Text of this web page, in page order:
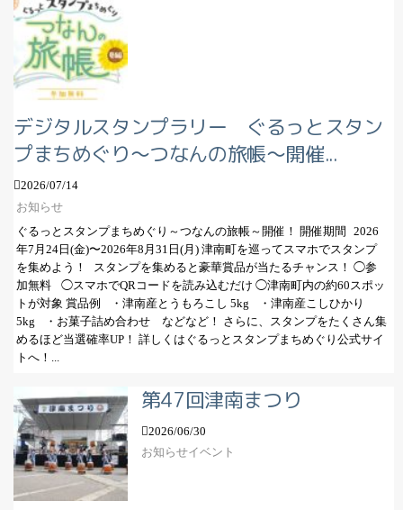
デジタルスタンプラリー ぐるっとスタン
プまちめぐり～つなんの旅帳～開催...
2026/07/14
お知らせ
ぐるっとスタンプまちめぐり～つなんの旅帳～開催！ 開催期間 2026
年7月24日(金)〜2026年8月31日(月) 津南町を巡ってスマホでスタンプ
を集めよう！ スタンプを集めると豪華賞品が当たるチャンス！ ◯参
加無料 ◯スマホでQRコードを読み込むだけ ◯津南町内の約60スポッ
トが対象 賞品例 ・津南産とうもろこし 5kg ・津南産こしひかり
5kg ・お菓子詰め合わせ などなど！ さらに、スタンプをたくさん集
めるほど当選確率UP！ 詳しくはぐるっとスタンプまちめぐり公式サイ
トへ！...
第47回津南まつり
2026/06/30
お知らせイベント